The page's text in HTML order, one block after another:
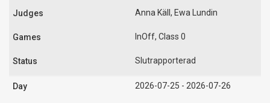
Anna Käll, Ewa Lundin
InOff, Class 0
Slutrapporterad
2026-07-25 - 2026-07-26